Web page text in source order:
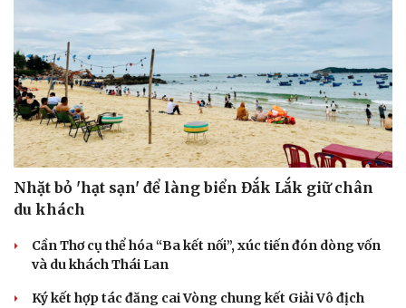
Nhặt bỏ 'hạt sạn' để làng biển Đắk Lắk giữ chân
du khách
Cần Thơ cụ thể hóa “Ba kết nối”, xúc tiến đón dòng vốn
và du khách Thái Lan
Ký kết hợp tác đăng cai Vòng chung kết Giải Vô địch